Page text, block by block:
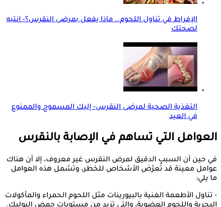
الإفراط في تناول اللحوم.. ماذا يفعل بمرضى النقرس؟- انتبه
لصحتك
التغذية الصحية لمرضى النقرس- إليك المسموح والممنوع
في العيد
العوامل التي تساهم في الإصابة بالنقرس
في حين أن السبب الدقيق لمرض النقرس غير معروف، إلا أن هناك
عوامل معينة قد تُعرّض الأشخاص للخطر، وتشمل هذه العوامل
ما يلي:
- تناول الأطعمة الغنية بالبيورينات مثل اللحوم الحمراء والمأكولات
البحرية واللحوم العضوية، والتي تزيد من مستويات حمض البوليك.